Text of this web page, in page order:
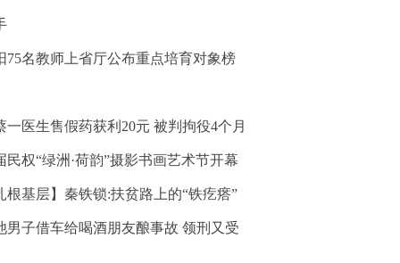
75名教师上省厅公布重点培育对象榜
一医生售假药获利20元 被判拘役4个月
民权“绿洲·荷韵”摄影书画艺术节开幕
根基层】秦铁锁:扶贫路上的“铁疙瘩”
男子借车给喝酒朋友酿事故 领刑又受